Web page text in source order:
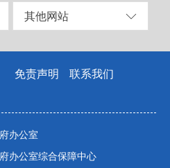
其他网站
免责声明
联系我们
办公室
办公室综合保障中心